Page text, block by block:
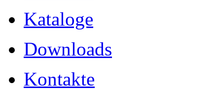
Kataloge
Downloads
Kontakte